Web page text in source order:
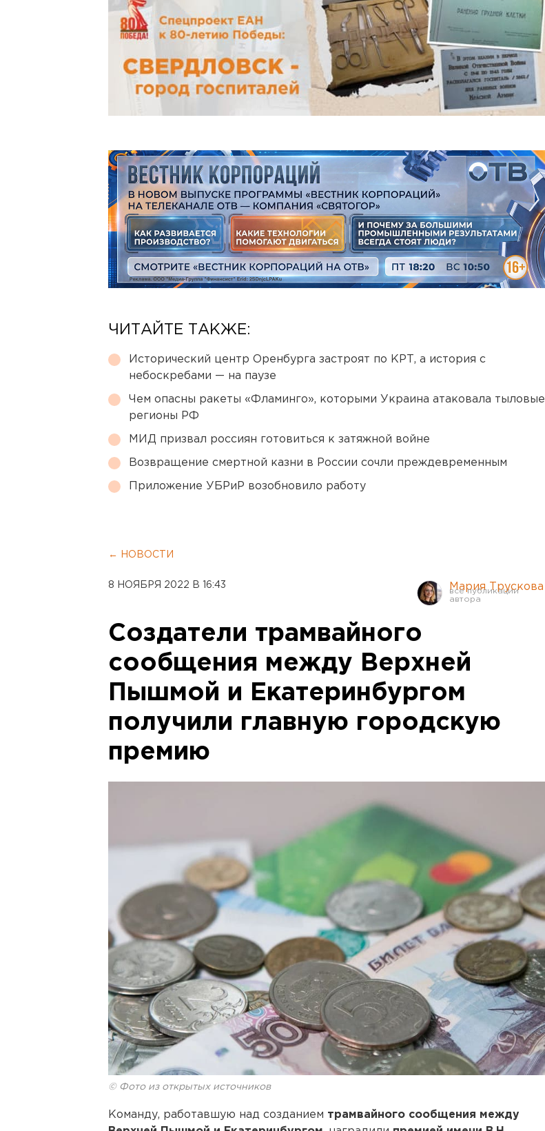
ЧИТАЙТЕ ТАКЖЕ:
Исторический центр Оренбурга застроят по КРТ, а история с
небоскребами — на паузе
Чем опасны ракеты «Фламинго», которыми Украина атаковала тыловые
регионы РФ
МИД призвал россиян готовиться к затяжной войне
Возвращение смертной казни в России сочли преждевременным
Приложение УБРиР возобновило работу
← НОВОСТИ
8 НОЯБРЯ 2022 В 16:43 Мария Трускова
Создатели трамвайного
сообщения между Верхней
Пышмой и Екатеринбургом
получили главную городскую
премию
© Фото из открытых источников
Команду, работавшую над созданием трамвайного сообщения между